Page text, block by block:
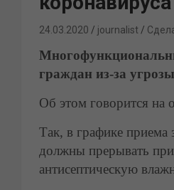
24.03.2020 journalist
граждан из-за
Об этом говорится на
Так, в графике приема
должны прерывать
антисептическую